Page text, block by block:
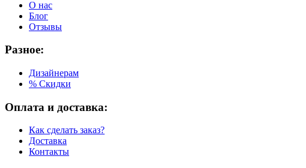
О нас
Блог
Отзывы
Разное:
Дизайнерам
% Скидки
Оплата и доставка:
Как сделать заказ?
Доставка
Контакты